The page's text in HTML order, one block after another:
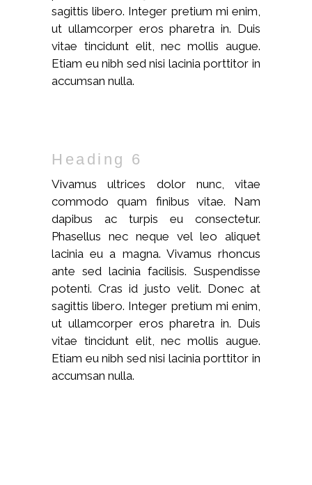
sagittis libero. Integer pretium mi enim,
ut ullamcorper eros pharetra in. Duis
vitae tincidunt elit, nec mollis augue.
Etiam eu nibh sed nisi lacinia porttitor in
accumsan nulla.
Heading 6
Vivamus ultrices dolor nunc, vitae
commodo quam finibus vitae. Nam
dapibus ac turpis eu consectetur.
Phasellus nec neque vel leo aliquet
lacinia eu a magna. Vivamus rhoncus
ante sed lacinia facilisis. Suspendisse
potenti. Cras id justo velit. Donec at
sagittis libero. Integer pretium mi enim,
ut ullamcorper eros pharetra in. Duis
vitae tincidunt elit, nec mollis augue.
Etiam eu nibh sed nisi lacinia porttitor in
accumsan nulla.